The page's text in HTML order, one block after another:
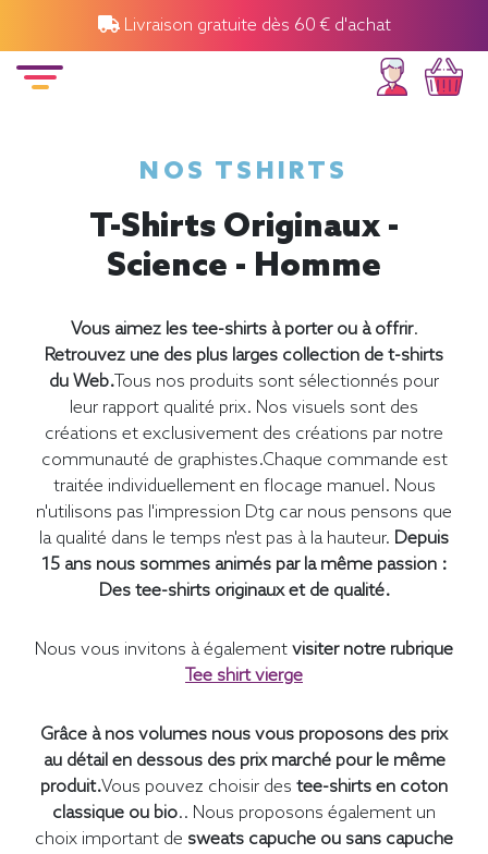
Livraison gratuite dès 60 € d'achat
NOS TSHIRTS
T-Shirts Originaux -
Science - Homme
Vous aimez les tee-shirts à porter ou à offrir.
Retrouvez une des plus larges collection de t-shirts
du Web.Tous nos produits sont sélectionnés pour
leur rapport qualité prix. Nos visuels sont des
créations et exclusivement des créations par notre
communauté de graphistes.Chaque commande est
traitée individuellement en flocage manuel. Nous
n'utilisons pas l'impression Dtg car nous pensons que
la qualité dans le temps n'est pas à la hauteur. Depuis
15 ans nous sommes animés par la même passion :
Des tee-shirts originaux et de qualité.
Nous vous invitons à également visiter notre rubrique
Tee shirt vierge
Grâce à nos volumes nous vous proposons des prix
au détail en dessous des prix marché pour le même
produit.Vous pouvez choisir des tee-shirts en coton
classique ou bio.. Nous proposons également un
choix important de sweats capuche ou sans capuche